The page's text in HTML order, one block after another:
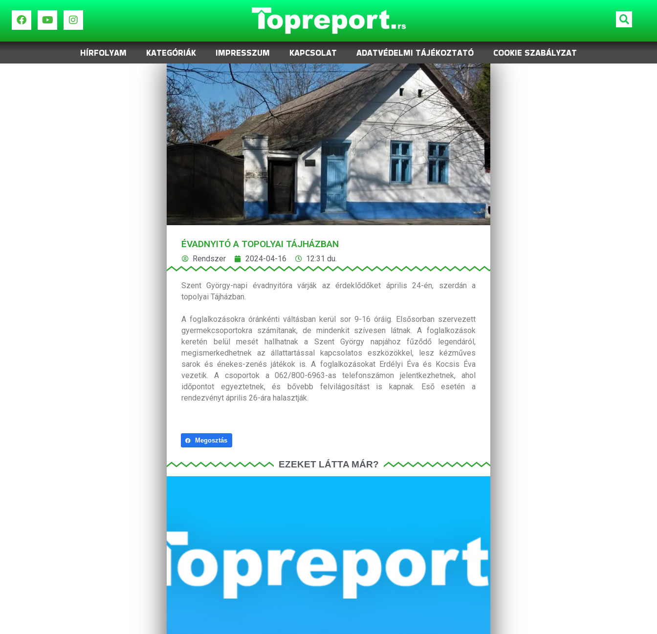
HÍRFOLYAM KATEGÓRIÁK IMPRESSZUM KAPCSOLAT ADATVÉDELMI TÁJÉKOZTATÓ COOKIE SZABÁLYZAT
ÉVADNYITÓ A TOPOLYAI TÁJHÁZBAN
Rendszer 2024-04-16 12:31 du.
Szent György-napi évadnyitóra várják az érdeklődőket április 24-én, szerdán a
topolyai Tájházban.
A foglalkozásokraóránkénti váltásban kerül sor 9-16 óráig. Elsősorban szervezett
gyermekcsoportokra számítanak, de mindenkit szívesen látnak. A foglalkozások
keretén belül mesét hallhatnak a Szent György napjához fűződő legendáról,
megismerkedhetnek az állattartással kapcsolatos eszközökkel, lesz kézműves
sarok és énekes-zenés játékok is. A foglalkozásokat Erdélyi Éva és Kocsis Éva
vezetik. A csoportok a 062/800-6963-as telefonszámon jelentkezhetnek, ahol
időpontot egyeztetnek, és bővebb felvilágosítást is kapnak. Eső esetén a
rendezvényt április 26-ára halasztják.
Megosztás
EZEKET LÁTTA MÁR?